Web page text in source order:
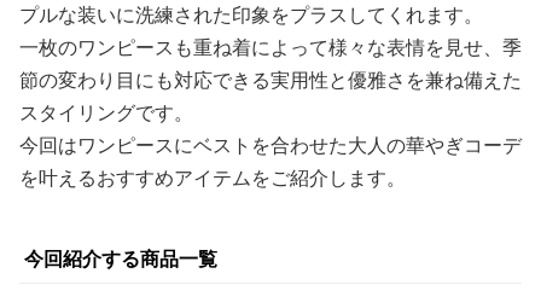
プルな装いに洗練された印象をプラスしてくれます。
一枚のワンピースも重ね着によって様々な表情を見せ、季
節の変わり目にも対応できる実用性と優雅さを兼ね備えた
スタイリングです。
今回はワンピースにベストを合わせた大人の華やぎコーデ
を叶えるおすすめアイテムをご紹介します。
今回紹介する商品一覧